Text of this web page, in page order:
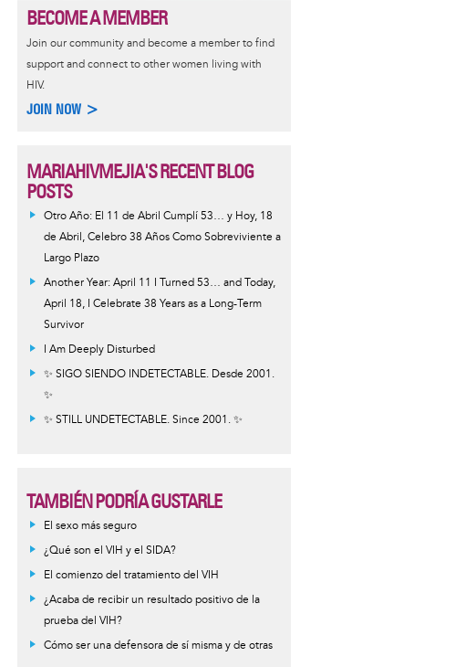
BECOME A MEMBER
Join our community and become a member to find
support and connect to other women living with
HIV.
JOIN NOW >
MARIAHIVMEJIA'S RECENT BLOG
POSTS
Otro Año: El 11 de Abril Cumplí 53… y Hoy, 18
de Abril, Celebro 38 Años Como Sobreviviente a
Largo Plazo
Another Year: April 11 I Turned 53… and Today,
April 18, I Celebrate 38 Years as a Long-Term
Survivor
I Am Deeply Disturbed
✨ SIGO SIENDO INDETECTABLE. Desde 2001.
✨
✨ STILL UNDETECTABLE. Since 2001. ✨
TAMBIÉN PODRÍA GUSTARLE
Informative
message
El sexo más seguro
¿Qué son el VIH y el SIDA?
El comienzo del tratamiento del VIH
¿Acaba de recibir un resultado positivo de la
prueba del VIH?
Cómo ser una defensora de sí misma y de otras